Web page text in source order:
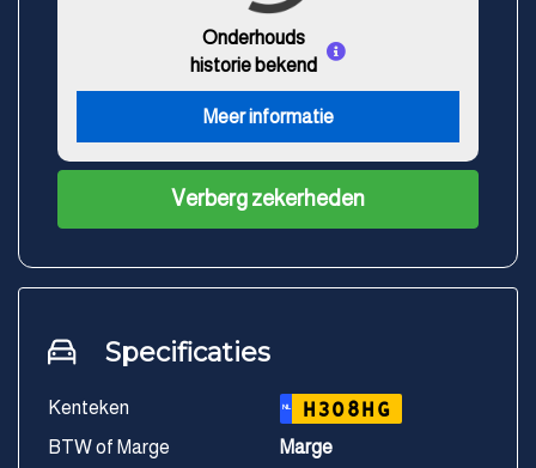
Onderhouds
historie bekend
Meer informatie
Verberg zekerheden
Specificaties
Kenteken NL H308HG
BTW of Marge
Marge